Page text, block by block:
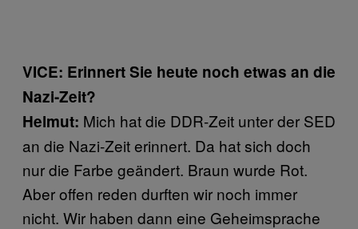
VICE: Erinnert Sie heute noch etwas an die
Nazi-Zeit?
Helmut: Mich hat die DDR-Zeit unter der SED
an die Nazi-Zeit erinnert. Da hat sich doch
nur die Farbe geändert. Braun wurde Rot.
Aber offen reden durften wir noch immer
nicht. Wir haben dann eine Geheimsprache